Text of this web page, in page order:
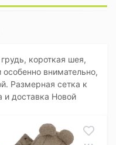
короткая шея,
внимательно,
Размерная сетка к
доставка Новой